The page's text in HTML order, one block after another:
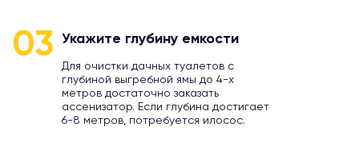
03 Укажите глубину емкости
Для очистки дачных туалетов с
глубиной выгребной ямы до 4-х
метров достаточно заказать
ассенизатор. Если глубина достигает
6-8 метров, потребуется илосос.